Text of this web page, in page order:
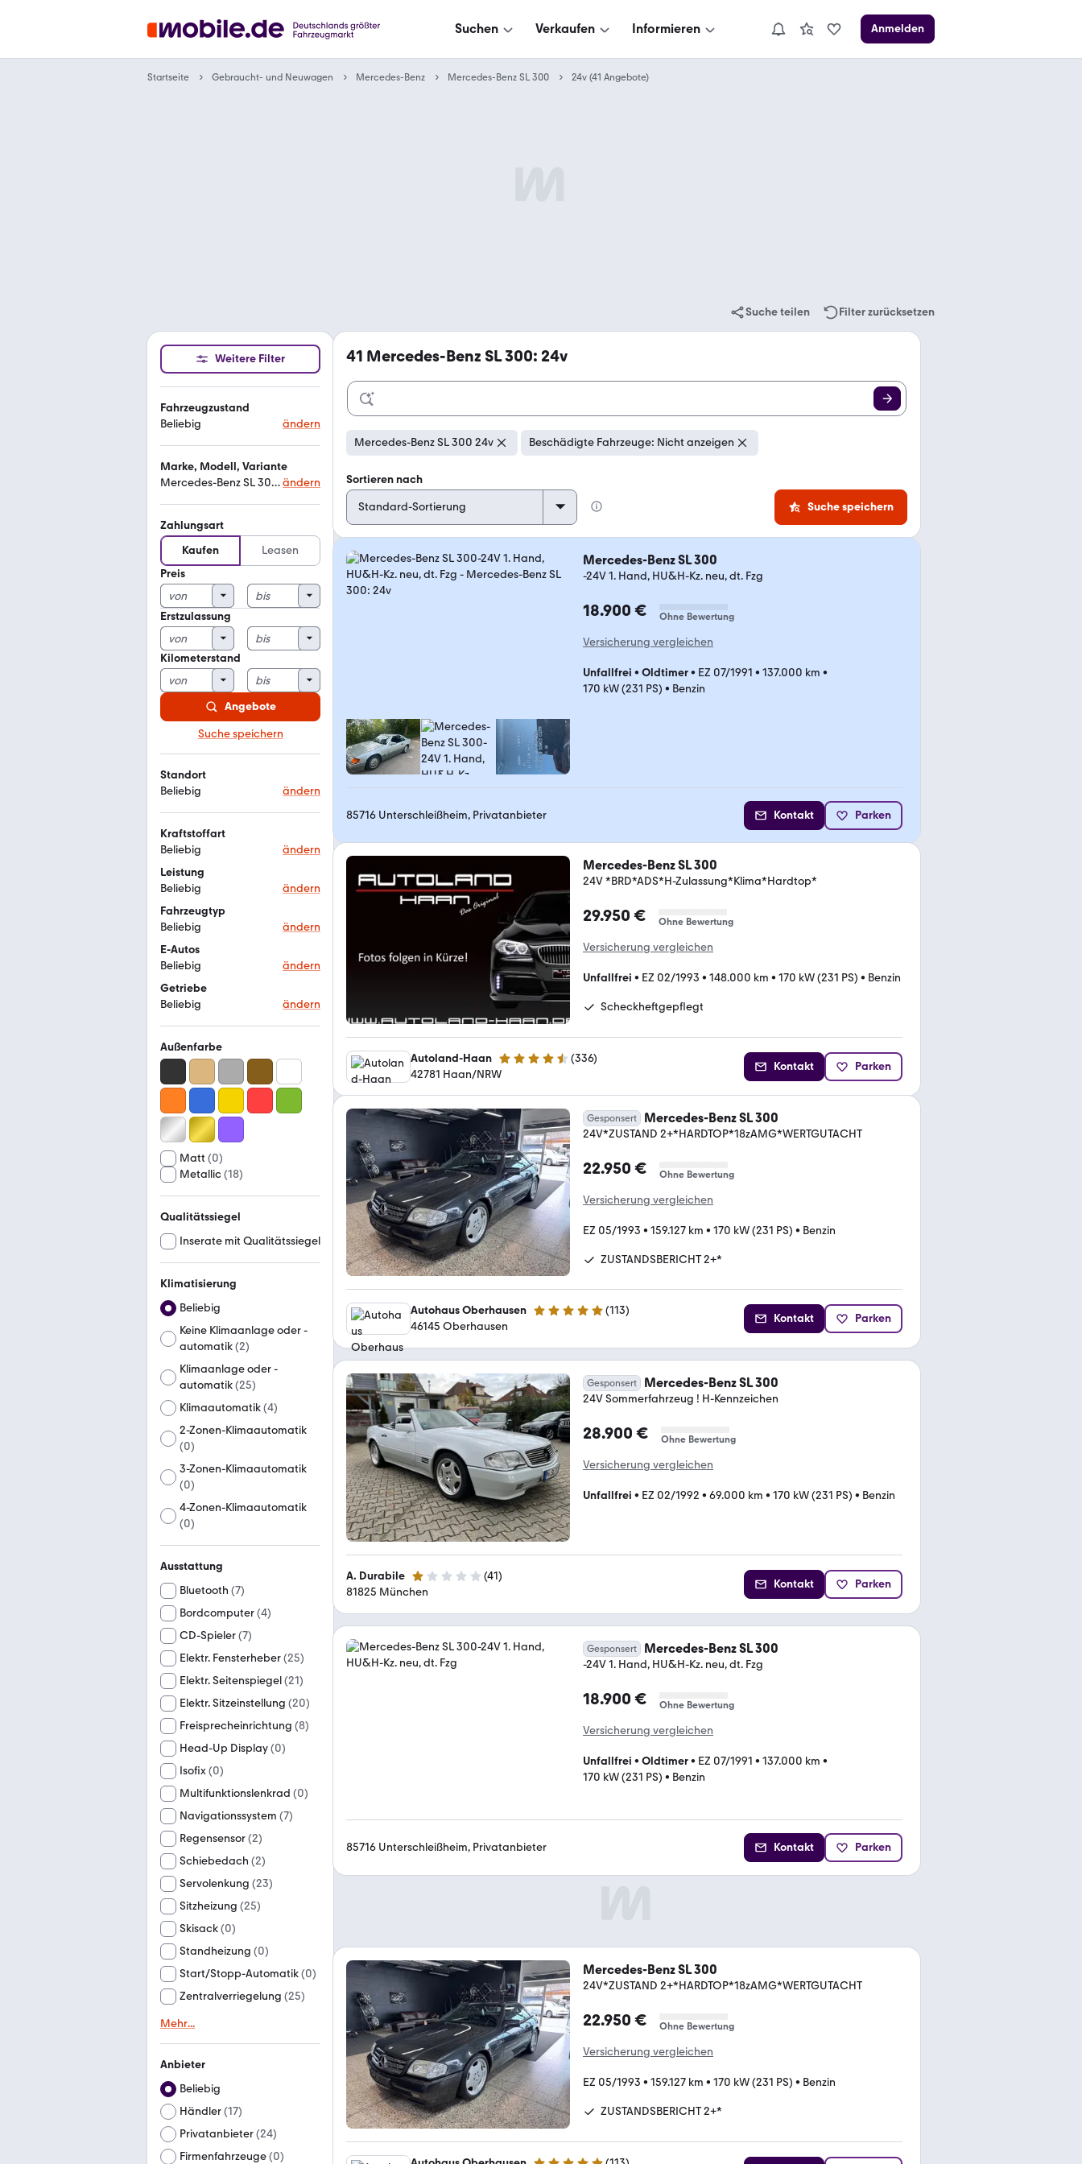
Suchen Verkaufen Informieren Anmelden
Startseite Gebraucht- und Neuwagen Mercedes-Benz Mercedes-Benz SL 300 24v (41 Angebote)
Suche teilen Filter zurücksetzen
Weitere Filter
Fahrzeugzustand
Beliebig
ändern
Marke, Modell, Variante
Mercedes-Benz SL 300 24vändern
Zahlungsart
Kaufen
Leasen
Preis
Erstzulassung
Kilometerstand
Angebote
Suche speichern
Standort
Beliebig
ändern
Kraftstoffart
Beliebig
ändern
Leistung
Beliebig
ändern
Fahrzeugtyp
Beliebig
ändern
E-Autos
Beliebig
ändern
Getriebe
Beliebig
ändern
Außenfarbe
Matt (0)
Metallic(18)
Qualitätssiegel
Inserate mit Qualitätssiegel
Klimatisierung
Beliebig
Keine Klimaanlage oder -
automatik(2)
Klimaanlage oder -
automatik(25)
Klimaautomatik(4)
2-Zonen-Klimaautomatik
(0)
3-Zonen-Klimaautomatik
(0)
4-Zonen-Klimaautomatik
(0)
Ausstattung
Bluetooth (7)
Bordcomputer(4)
CD-Spieler(7)
Elektr. Fensterheber(25)
Elektr. Seitenspiegel(21)
Elektr. Sitzeinstellung (20)
Freisprecheinrichtung (8)
Head-Up Display(0)
Isofix(0)
Multifunktionslenkrad (0)
Navigationssystem (7)
Regensensor(2)
Schiebedach (2)
Servolenkung (23)
Sitzheizung (25)
Skisack(0)
Standheizung (0)
Start/Stopp-Automatik(0)
Zentralverriegelung (25)
Mehr...
Anbieter
Beliebig
Händler(17)
Privatanbieter(24)
Firmenfahrzeuge(0)
41 Mercedes-Benz SL 300: 24v
Mercedes-Benz SL 300 24v Beschädigte Fahrzeuge: Nicht anzeigen
Sortieren nach
Suche speichern
Mercedes-Benz SL 300
-24V 1. Hand, HU&H-Kz. neu, dt. Fzg
18.900 € Ohne Bewertung
Versicherung vergleichen
Unfallfrei • Oldtimer• EZ 07/1991 • 137.000 km •
170 kW (231 PS) • Benzin
85716 Unterschleißheim, Privatanbieter Kontakt Parken
Mercedes-Benz SL 300
24V *BRD*ADS*H-Zulassung*Klima*Hardtop*
29.950 € Ohne Bewertung
Versicherung vergleichen
Unfallfrei • EZ 02/1993 • 148.000 km • 170 kW (231 PS) • Benzin
Scheckheftgepflegt
Autoland-Haan 4.5 Sterne (336)
42781 Haan/NRW
Kontakt Parken
Gesponsert Mercedes-Benz SL 300
24V*ZUSTAND 2+*HARDTOP*18zAMG*WERTGUTACHT
22.950 € Ohne Bewertung
Versicherung vergleichen
EZ 05/1993 • 159.127 km • 170 kW (231 PS) • Benzin
ZUSTANDSBERICHT 2+*
Autohaus Oberhausen 4.8 Sterne (113)
46145 Oberhausen
Kontakt Parken
Gesponsert Mercedes-Benz SL 300
24V Sommerfahrzeug ! H-Kennzeichen
28.900 € Ohne Bewertung
Versicherung vergleichen
Unfallfrei • EZ 02/1992 • 69.000 km • 170 kW (231 PS) • Benzin
A. Durabile 1 Stern (41)
81825 München
Kontakt Parken
Gesponsert Mercedes-Benz SL 300
-24V 1. Hand, HU&H-Kz. neu, dt. Fzg
18.900 € Ohne Bewertung
Versicherung vergleichen
Unfallfrei • Oldtimer• EZ 07/1991 • 137.000 km •
170 kW (231 PS) • Benzin
85716 Unterschleißheim, Privatanbieter Kontakt Parken
Mercedes-Benz SL 300
24V*ZUSTAND 2+*HARDTOP*18zAMG*WERTGUTACHT
22.950 € Ohne Bewertung
Versicherung vergleichen
EZ 05/1993 • 159.127 km • 170 kW (231 PS) • Benzin
ZUSTANDSBERICHT 2+*